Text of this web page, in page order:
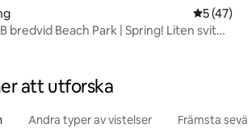
5 av 5 i
5 (47)
bredvid Beach Park | Spring! Liten svit
att utforska
Andra typer av vistelser Främsta